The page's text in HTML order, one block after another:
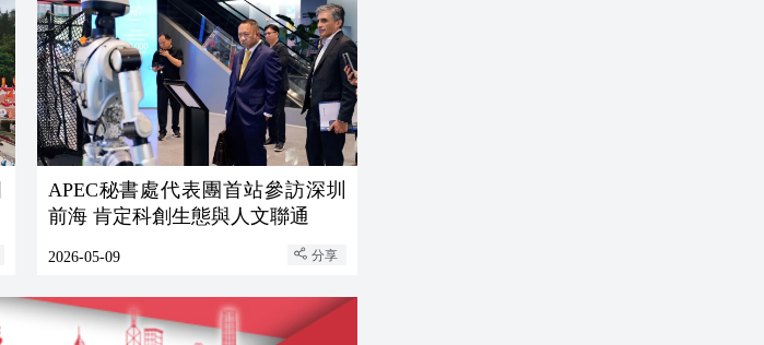
APEC秘書處代表團首站參訪深圳
前海 肯定科創生態與人文聯通
2026-05-09 分享